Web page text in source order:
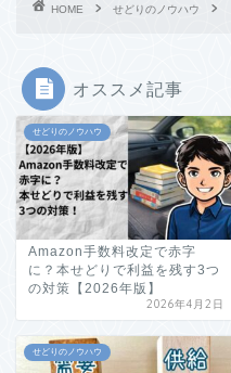
HOME せどりのノウハウ
オススメ記事
せどりのノウハウ
Amazon手数料改定で赤字
に？本せどりで利益を残す3つ
の対策【2026年版】
2026年4月2日
せどりのノウハウ